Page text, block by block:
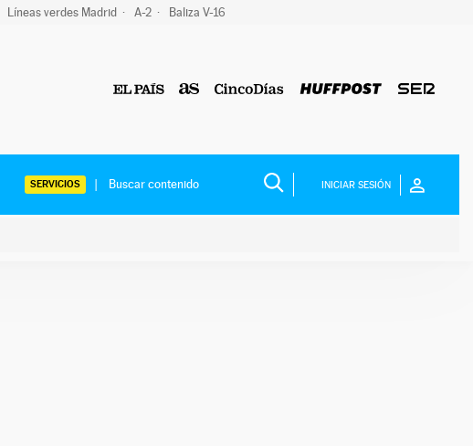
Líneas verdes Madrid A-2 Baliza V-16
SERVICIOS INICIAR SESIÓN